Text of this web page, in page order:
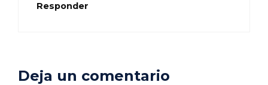
Responder
Deja un comentario